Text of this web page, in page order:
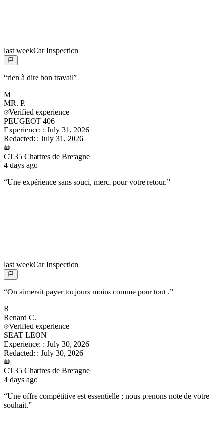
last weekCar Inspection
“rien à dire bon travail”
M
MR. P.
Verified experience
PEUGEOT 406
Experience: : July 31, 2026
Redacted: : July 31, 2026
CT35 Chartres de Bretagne
4 days ago
“Une expérience sans souci, merci pour votre retour.”
last weekCar Inspection
“On aimerait payer toujours moins comme pour tout .”
R
Renard C.
Verified experience
SEAT LEON
Experience: : July 30, 2026
Redacted: : July 30, 2026
CT35 Chartres de Bretagne
4 days ago
“Une offre compétitive est essentielle ; nous prenons note de votre
souhait.”